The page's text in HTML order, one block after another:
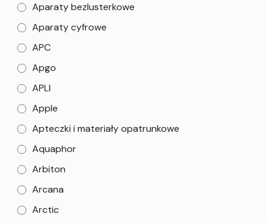
Aparaty bezlusterkowe
Aparaty cyfrowe
APC
Apgo
APLI
Apple
Apteczki i materiały opatrunkowe
Aquaphor
Arbiton
Arcana
Arctic